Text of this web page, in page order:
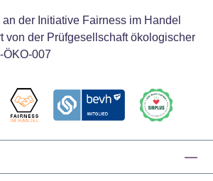
der Initiative Fairness im Handel
von der Prüfgesellschaft ökologischer
ÖKO-007